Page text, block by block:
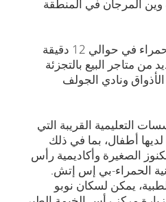
وين المرجان في المنطقة
يمكن الوصول إلى قرية الحمراء في حوالي 12 دقيقة
من متاجر البيع بالتجزئة
ونادي الجولف
التعليمية القريبة التي
لديها أطفال، بما في ذلك
الصغيرة وأكاديمية رأس
الحمراء-بي إس إتش.
يمكن لسكان نوبو